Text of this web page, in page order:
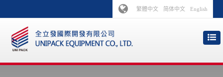
繁體中文 简体中文 English